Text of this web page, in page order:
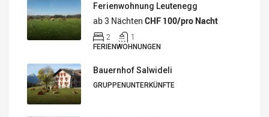
Ferienwohnung Leutenegg
ab 3 Nächten CHF 100/pro Nacht
2 1
FERIENWOHNUNGEN
Bauernhof Salwideli
GRUPPENUNTERKÜNFTE